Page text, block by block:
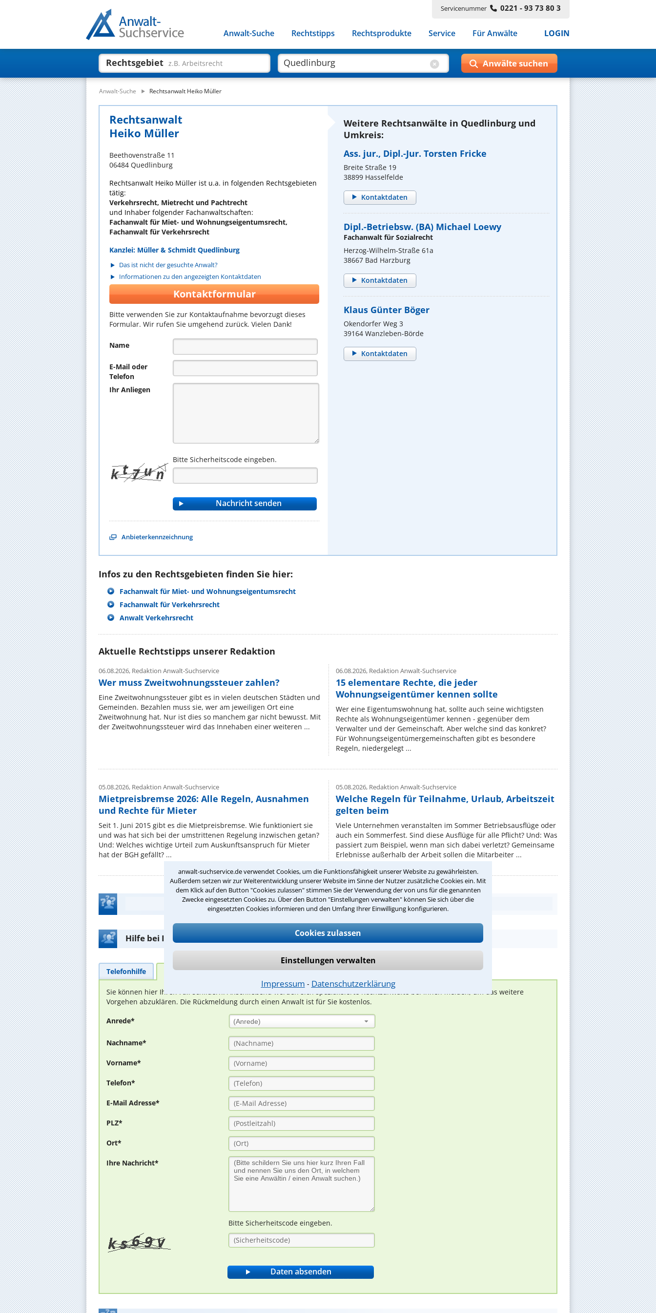
anwalt-suchservice.de verwendet Cookies, um die Funktionsfähigkeit unserer Website zu gewährleisten.
Außerdem setzen wir zur Weiterentwicklung unserer Website im Sinne der Nutzer zusätzliche Cookies ein. Mit
dem Klick auf den Button "Cookies zulassen" stimmen Sie der Verwendung der von uns für die genannten
Zwecke eingesetzten Cookies zu. Über den Button "Einstellungen verwalten" können Sie sich über die
eingesetzten Cookies informieren und den Umfang Ihrer Einwilligung konfigurieren.
Cookies zulassen
Einstellungen verwalten
Impressum ⁃ Datenschutzerklärung
Servicenummer 0221 - 93 73 80 3
Anwalt-Suche Rechtstipps Rechtsprodukte Service Für Anwälte LOGIN
Rechtsgebiet z.B. Arbeitsrecht
Anwalt-Suche Rechtsanwalt Heiko Müller
Rechtsanwalt
Heiko Müller
Beethovenstraße 11
06484 Quedlinburg
Rechtsanwalt Heiko Müller ist u.a. in folgenden Rechtsgebieten
tätig:
Verkehrsrecht, Mietrecht und Pachtrecht
und Inhaber folgender Fachanwaltschaften:
Fachanwalt für Miet- und Wohnungseigentumsrecht,
Fachanwalt für Verkehrsrecht
Kanzlei: Müller & Schmidt Quedlinburg
Das ist nicht der gesuchte Anwalt?
Informationen zu den angezeigten Kontaktdaten
Kontaktformular
Bitte verwenden Sie zur Kontaktaufnahme bevorzugt dieses
Formular. Wir rufen Sie umgehend zurück. Vielen Dank!
Name
E-Mail oder
Telefon
Ihr Anliegen
Bitte Sicherheitscode eingeben.
Anbieterkennzeichnung
Weitere Rechtsanwälte in Quedlinburg und
Umkreis:
Ass. jur., Dipl.-Jur. Torsten Fricke
Breite Straße 19
38899 Hasselfelde
Kontaktdaten
Dipl.-Betriebsw. (BA) Michael Loewy
Fachanwalt für Sozialrecht
Herzog-Wilhelm-Straße 61a
38667 Bad Harzburg
Kontaktdaten
Klaus Günter Böger
Okendorfer Weg 3
39164 Wanzleben-Börde
Kontaktdaten
Infos zu den Rechtsgebieten finden Sie hier:
Fachanwalt für Miet- und Wohnungseigentumsrecht
Fachanwalt für Verkehrsrecht
Anwalt Verkehrsrecht
Aktuelle Rechtstipps unserer Redaktion
06.08.2026, Redaktion Anwalt-Suchservice
Wer muss Zweitwohnungssteuer zahlen?
Eine Zweitwohnungssteuer gibt es in vielen deutschen Städten und
Gemeinden. Bezahlen muss sie, wer am jeweiligen Ort eine
Zweitwohnung hat. Nur ist dies so manchem gar nicht bewusst. Mit
der Zweitwohnungssteuer wird das Innehaben einer weiteren ...
06.08.2026,Redaktion Anwalt-Suchservice
15 elementare Rechte, die jeder
Wohnungseigentümer kennen sollte
Wer eine Eigentumswohnung hat, sollte auch seine wichtigsten
Rechte als Wohnungseigentümer kennen - gegenüber dem
Verwalter und der Gemeinschaft. Aber welche sind das konkret?
Für Wohnungseigentümergemeinschaften gibt es besondere
Regeln, niedergelegt ...
05.08.2026, Redaktion Anwalt-Suchservice
Mietpreisbremse 2026: Alle Regeln, Ausnahmen
und Rechte für Mieter
Seit 1. Juni 2015 gibt es die Mietpreisbremse. Wie funktioniert sie
und was hat sich bei der umstrittenen Regelung inzwischen getan?
Und: Welches wichtige Urteil zum Auskunftsanspruch für Mieter
hat der BGH gefällt? ...
05.08.2026,Redaktion Anwalt-Suchservice
Welche Regeln für Teilnahme, Urlaub, Arbeitszeit
gelten beim
Viele Unternehmen veranstalten im Sommer Betriebsausflüge oder
auch ein Sommerfest. Sind diese Ausflüge für alle Pflicht? Und: Was
passiert zum Beispiel, wenn man sich dabei verletzt? Gemeinsame
Erlebnisse außerhalb der Arbeit sollen die Mitarbeiter ...
Teste Dein Rechtswissen
Hilfe bei Ihrer Anwaltsuche?
Telefonhilfe Beratungsanfrage
Sie können hier Ihren Fall schildern. Anschließend werden sich spezialisierte Rechtsanwälte bei Ihnen melden, um das weitere
Vorgehen abzuklären. Die Rückmeldung durch einen Anwalt ist für Sie kostenlos.
Anrede* (Anrede)
Nachname*
Vorname*
Telefon*
E-Mail Adresse*
PLZ*
Ort*
Ihre Nachricht*
Bitte Sicherheitscode eingeben.